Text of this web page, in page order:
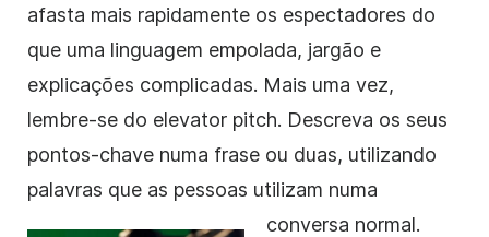
afasta mais rapidamente os espectadores do
que uma linguagem empolada, jargão e
explicações complicadas. Mais uma vez,
lembre-se do elevator pitch. Descreva os seus
pontos-chave numa frase ou duas, utilizando
palavras que as pessoas utilizam numa
conversa normal.